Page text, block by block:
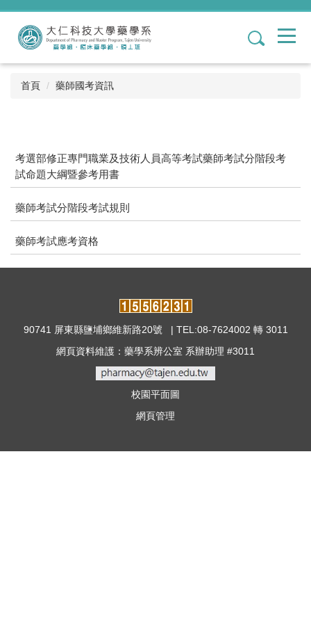
跳
內
1
首頁 藥師國考資訊
考選部修正專門職業及技術人員高等考試藥師考試分階段考
試命題大綱暨參考用書
藥師考試分階段考試規則
藥師考試應考資格
90741 屏東縣鹽埔鄉維新路20號 | TEL:08-7624002 轉 3011
網頁資料維護：藥學系辨公室 系辦助理 #3011
校園平面圖
網頁管理